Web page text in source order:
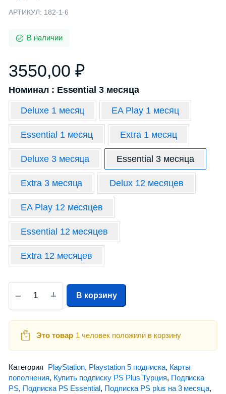
АРТИКУЛ: 182-1-6
В наличии
3550,00 ₽
Номинал : Essential 3 месяца
Deluxe 1 месяц EA Play 1 месяц
Essential 1 месяц Extra 1 месяц
Deluxe 3 месяца Essential 3 месяца
Extra 3 месяца Delux 12 месяцев
EA Play 12 месяцев
Essential 12 месяцев
Extra 12 месяцев
В корзину
Это товар 1 человек положили в корзину
Категория PlayStation, Playstation 5 подписка, Карты
пополнения, Купить подписку PS Plus Турция, Подписка
PS, Подписка PS Essential, Подписка PS plus на 3 месяца,